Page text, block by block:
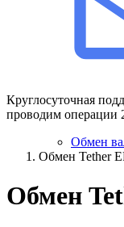
Круглосуточная
проводим операции
Обмен
Обмен Tether
Обмен